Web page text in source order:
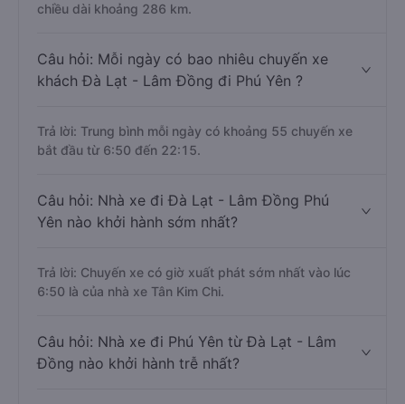
chiều dài khoảng 286 km.
Câu hỏi: Mỗi ngày có bao nhiêu chuyến xe
khách Đà Lạt - Lâm Đồng đi Phú Yên ?
Trả lời: Trung bình mỗi ngày có khoảng 55 chuyến xe
bắt đầu từ 6:50 đến 22:15.
Câu hỏi: Nhà xe đi Đà Lạt - Lâm Đồng Phú
Yên nào khởi hành sớm nhất?
Trả lời: Chuyến xe có giờ xuất phát sớm nhất vào lúc
6:50 là của nhà xe Tân Kim Chi.
Câu hỏi: Nhà xe đi Phú Yên từ Đà Lạt - Lâm
Đồng nào khởi hành trễ nhất?